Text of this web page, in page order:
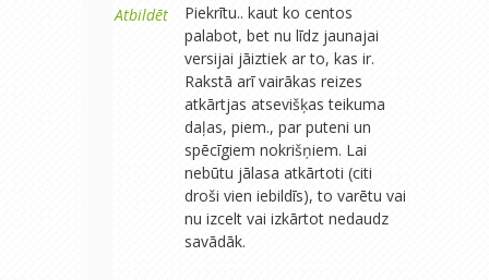
Atbildēt
Piekrītu.. kaut ko centos
palabot, bet nu līdz jaunajai
versijai jāiztiek ar to, kas ir.
Rakstā arī vairākas reizes
atkārtjas atsevišķas teikuma
daļas, piem., par puteni un
spēcīgiem nokrišņiem. Lai
nebūtu jālasa atkārtoti (citi
droši vien iebildīs), to varētu vai
nu izcelt vai izkārtot nedaudz
savādāk.